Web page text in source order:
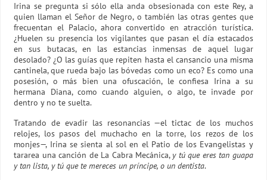
Irina se pregunta si sólo ella anda obsesionada con este Rey, a
quien llaman el Señor de Negro, o también las otras gentes que
frecuentan el Palacio, ahora convertido en atracción turística.
¿Huelen su presencia los vigilantes que pasan el día estacados
en sus butacas, en las estancias inmensas de aquel lugar
desolado? ¿O las guías que repiten hasta el cansancio una misma
cantinela, que rueda bajo las bóvedas como un eco? Es como una
posesión, o más bien una ofuscación, le confiesa Irina a su
hermana Diana, como cuando alguien, o algo, te invade por
dentro y no te suelta.
Tratando de evadir las resonancias —el tictac de los muchos
relojes, los pasos del muchacho en la torre, los rezos de los
monjes—, Irina se sienta al sol en el Patio de los Evangelistas y
tararea una canción de La Cabra Mecánica, y tú que eres tan guapa
y tan lista, y tú que te mereces un príncipe, o un dentista.